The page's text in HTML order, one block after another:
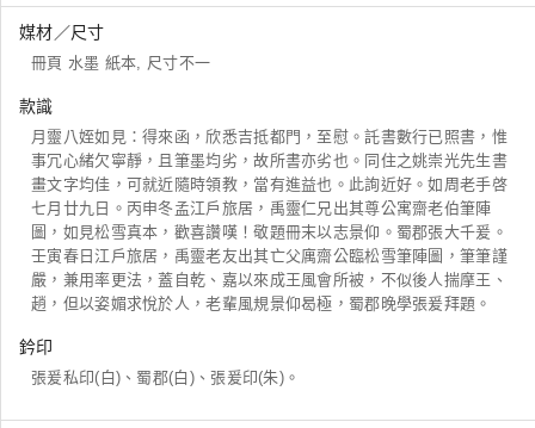
媒材／尺寸
冊頁 水墨 紙本, 尺寸不一
款識
月靈八姪如見：得來函，欣悉吉抵都門，至慰。託書數行已照書，惟
事冗心緒欠寧靜，且筆墨均劣，故所書亦劣也。同住之姚崇光先生書
畫文字均佳，可就近隨時領教，當有進益也。此詢近好。如周老手啓
七月廿九日。丙申冬孟江戶旅居，禹靈仁兄出其尊公寓齋老伯筆陣
圖，如見松雪真本，歡喜讚嘆！敬題冊末以志景仰。蜀郡張大千爰。
壬寅春日江戶旅居，禹靈老友出其亡父庽齋公臨松雪筆陣圖，筆筆謹
嚴，兼用率更法，蓋自乾、嘉以來成王風會所被，不似後人揣摩王、
趙，但以姿媚求悅於人，老輩風規景仰曷極，蜀郡晚學張爰拜題。
鈐印
張爰私印(白)、蜀郡(白)、張爰印(朱)。